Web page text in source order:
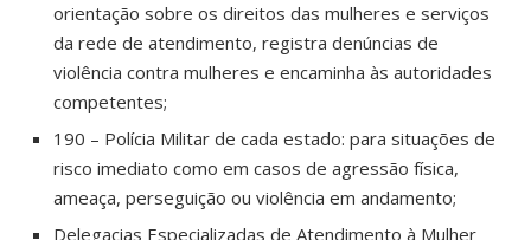
orientação sobre os direitos das mulheres e serviços
da rede de atendimento, registra denúncias de
violência contra mulheres e encaminha às autoridades
competentes;
190 – Polícia Militar de cada estado: para situações de
risco imediato como em casos de agressão física,
ameaça, perseguição ou violência em andamento;
Delegacias Especializadas de Atendimento à Mulher